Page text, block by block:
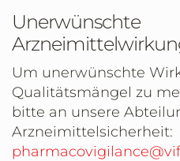
Unerwünschte
Um unerwünschte
Qualitätsmängel zu
bitte an unsere
Arzneimittelsicherheit: